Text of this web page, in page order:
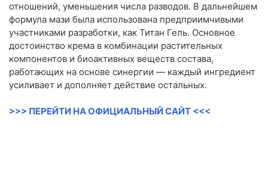
отношений, уменьшения числа разводов. В дальнейшем
формула мази была использована предприимчивыми
участниками разработки, как Титан Гель. Основное
достоинство крема в комбинации растительных
компонентов и биоактивных веществ состава,
работающих на основе синергии — каждый ингредиент
усиливает и дополняет действие остальных.
>>> ПЕРЕЙТИ НА ОФИЦИАЛЬНЫЙ САЙТ <<<